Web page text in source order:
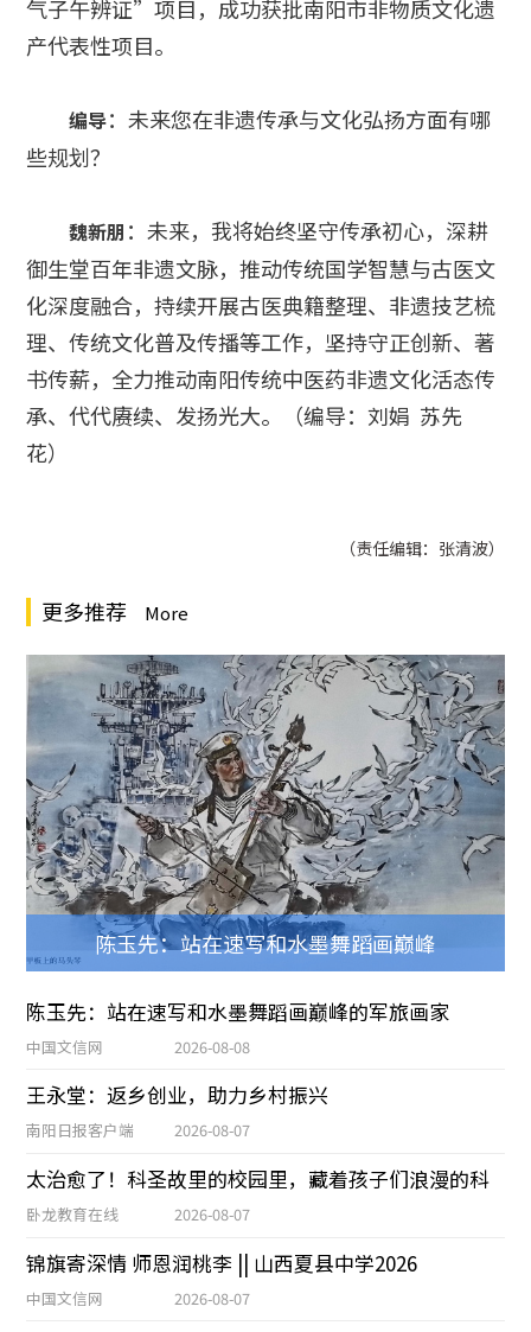
气子午辨证”项目，成功获批南阳市非物质文化遗
产代表性项目。
编导：未来您在非遗传承与文化弘扬方面有哪
些规划？
魏新朋 ：未来，我将始终坚守传承初心，深耕
御生堂百年非遗文脉，推动传统国学智慧与古医文
化深度融合，持续开展古医典籍整理、非遗技艺梳
理、传统文化普及传播等工作，坚持守正创新、著
书传薪，全力推动南阳传统中医药非遗文化活态传
承、代代赓续、发扬光大。（编导：刘娟 苏先
花）
（责任编辑：张清波）
更多推荐 More
陈玉先：站在速写和水墨舞蹈画巅峰
陈玉先：站在速写和水墨舞蹈画巅峰的军旅画家
中国文信网 2026-08-08
王永堂：返乡创业，助力乡村振兴
南阳日报客户端 2026-08-07
太治愈了！科圣故里的校园里，藏着孩子们浪漫的科
卧龙教育在线 2026-08-07
锦旗寄深情 师恩润桃李 || 山西夏县中学2026
中国文信网 2026-08-07